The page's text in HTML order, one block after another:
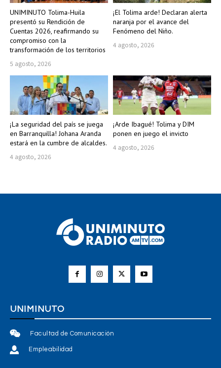
UNIMINUTO Tolima-Huila
presentó su Rendición de
Cuentas 2026, reafirmando su
compromiso con la
transformación de los territorios
5 agosto, 2026
¡El Tolima arde! Declaran alerta
naranja por el avance del
Fenómeno del Niño.
4 agosto, 2026
¡La seguridad del país se juega
en Barranquilla! Johana Aranda
estará en la cumbre de alcaldes.
4 agosto, 2026
¡Arde Ibagué! Tolima y DIM
ponen en juego el invicto
4 agosto, 2026
UNIMINUTO
Facultad de Comunicación
Empleabilidad